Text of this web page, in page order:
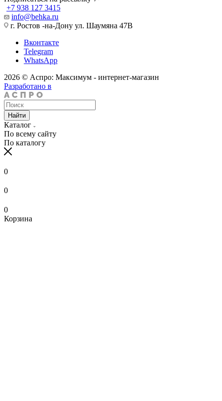
+7 938 127 3415
info@behka.ru
г. Ростов -на-Дону ул. Шаумяна 47В
Вконтакте
Telegram
WhatsApp
2026 © Аспро: Максимум - интернет-магазин
Разработано в
Найти
Каталог
По всему сайту
По каталогу
0
0
0
Корзина